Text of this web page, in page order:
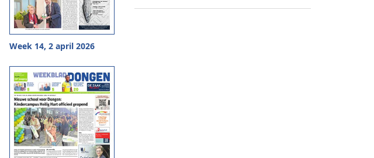
Week 14, 2 april 2026